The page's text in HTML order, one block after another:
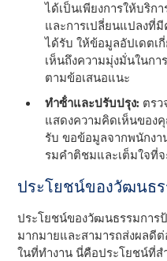
ได้เป็นเพียงการให้บริก
และการเปลี่ยนแปลงที่
ได้รับ ให้ข้อมูลอัปเดตเ
เห็นถึงความมุ่งมั่นในกา
ตามข้อเสนอแนะ
ทําซ้ําและปรับปรุง: ตรว
แสดงความคิดเห็นของ
รับ ขอข้อมูลจากพนักงา
รมคําติชมและเต็มใจที่
ประโยชน์ของวัฒนธ
ประโยชน์ของวัฒนธรรมการ
มากมายและสามารถส่งผลดี
ในที่ทํางาน นี่คือประโยชน์ที่สํ